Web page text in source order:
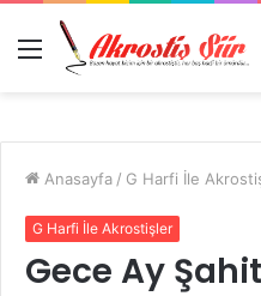
Menü
Anasayfa / G Harfi İle
G Harfi İle Akrostişler
Gece Ay